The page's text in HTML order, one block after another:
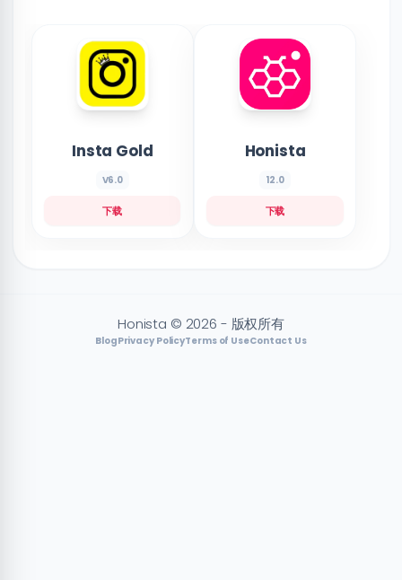
Insta Gold
V6.0
下载
Honista
12.0
下载
Honista © 2026 - 版权所有
BlogPrivacy PolicyTerms of UseContact Us